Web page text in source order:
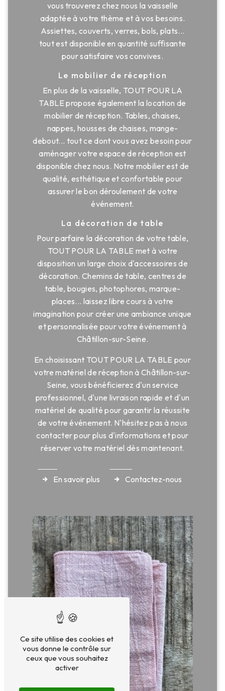
vous trouverez chez nous la vaisselle
adaptée à votre thème et à vos besoins.
Assiettes, couverts, verres, bols, plats...
tout est disponible en quantité suffisante
pour satisfaire vos convives.
Le mobilier de réception
En plus de la vaisselle, TOUT POUR LA
TABLE propose également la location de
mobilier de réception. Tables, chaises,
nappes, housses de chaises, mange-
debout... tout ce dont vous avez besoin pour
aménager votre espace de réception est
disponible chez nous. Notre mobilier est de
qualité, esthétique et confortable pour
assurer le bon déroulement de votre
événement.
La décoration de table
Pour parfaire la décoration de votre table,
TOUT POUR LA TABLE met à votre
disposition un large choix d'accessoires de
décoration. Chemins de table, centres de
table, bougies, photophores, marque-
places... laissez libre cours à votre
imagination pour créer une ambiance unique
et personnalisée pour votre événement à
Châtillon-sur-Seine.
En choisissant TOUT POUR LA TABLE pour
votre matériel de réception à Châtillon-sur-
Seine, vous bénéficierez d'un service
professionnel, d'une livraison rapide et d'un
matériel de qualité pour garantir la réussite
de votre événement. N'hésitez pas à nous
contacter pour plus d'informations et pour
réserver votre matériel dès maintenant.
En savoir plus Contactez-nous
Ce site utilise des cookies et
vous donne le contrôle sur
ceux que vous souhaitez
activer